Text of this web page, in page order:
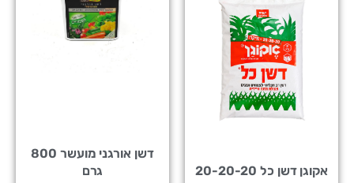
אקוגן דשן כל 20-20-20
דשן אורגני מועשר 800
גרם